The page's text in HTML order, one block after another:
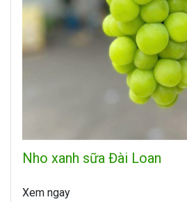
Nho xanh sữa Đài Loan
Xem ngay